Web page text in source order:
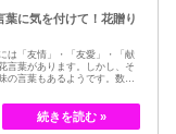
葉に気を付けて！花贈り
は「友情」・「友愛」・「献
言葉があります。しかし、そ
の言葉もあるようです。数多
リット・ティー」の中には、
、存在していませんでした。
芸家ジョセフ・ペルネ＝デ…